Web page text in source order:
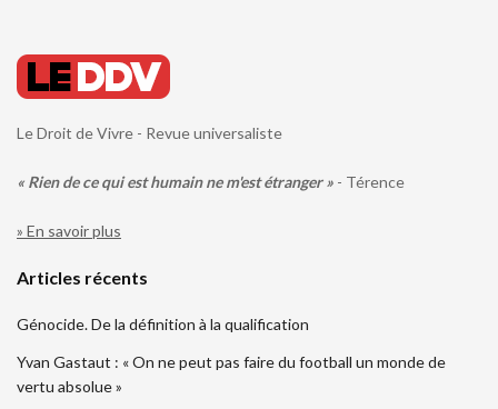
Le Droit de Vivre - Revue universaliste
« Rien de ce qui est humain ne m'est étranger » - Térence
» En savoir plus
Articles récents
Génocide. De la définition à la qualification
Yvan Gastaut : « On ne peut pas faire du football un monde de
vertu absolue »